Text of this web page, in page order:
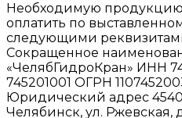
Необходимую продукцию
оплатить по
следующими
Сокращенное
«ЧелябГидроКран» ИНН
745201001 ОГРН
Юридический адрес
Челябинск, ул. Ржевская,